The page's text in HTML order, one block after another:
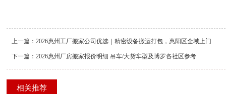
上一篇：2026惠州工厂搬家公司优选｜精密设备搬运打包，惠阳区全域上门
下一篇：2026惠州厂房搬家报价明细 吊车/大货车型及博罗各社区参考
相关推荐